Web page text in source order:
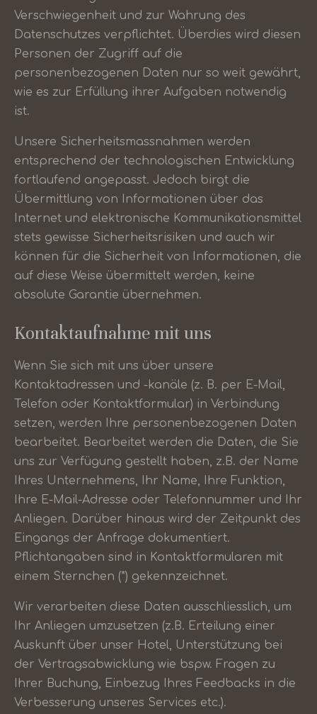
Verschwiegenheit und zur Wahrung des
Datenschutzes verpflichtet. Überdies wird diesen
Personen der Zugriff auf die
personenbezogenen Daten nur so weit gewährt,
wie es zur Erfüllung ihrer Aufgaben notwendig
ist.
Unsere Sicherheitsmassnahmen werden
entsprechend der technologischen Entwicklung
fortlaufend angepasst. Jedoch birgt die
Übermittlung von Informationen über das
Internet und elektronische Kommunikationsmittel
stets gewisse Sicherheitsrisiken und auch wir
können für die Sicherheit von Informationen, die
auf diese Weise übermittelt werden, keine
absolute Garantie übernehmen.
Kontaktaufnahme mit uns
Wenn Sie sich mit uns über unsere
Kontaktadressen und -kanäle (z. B. per E-Mail,
Telefon oder Kontaktformular) in Verbindung
setzen, werden Ihre personenbezogenen Daten
bearbeitet. Bearbeitet werden die Daten, die Sie
uns zur Verfügung gestellt haben, z.B. der Name
Ihres Unternehmens, Ihr Name, Ihre Funktion,
Ihre E-Mail-Adresse oder Telefonnummer und Ihr
Anliegen. Darüber hinaus wird der Zeitpunkt des
Eingangs der Anfrage dokumentiert.
Pflichtangaben sind in Kontaktformularen mit
einem Sternchen (*) gekennzeichnet.
Wir verarbeiten diese Daten ausschliesslich, um
Ihr Anliegen umzusetzen (z.B. Erteilung einer
Auskunft über unser Hotel, Unterstützung bei
der Vertragsabwicklung wie bspw. Fragen zu
Ihrer Buchung, Einbezug Ihres Feedbacks in die
Verbesserung unseres Services etc.).